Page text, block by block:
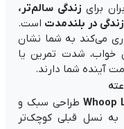
برای زندگی سالم‌تر،
در بلندمدت است.
می‌کند به شما نشان
خواب، شدت تمرین یا
آینده شما دارند.
طراحی سبک و
نسل قبلی کوچک‌تر